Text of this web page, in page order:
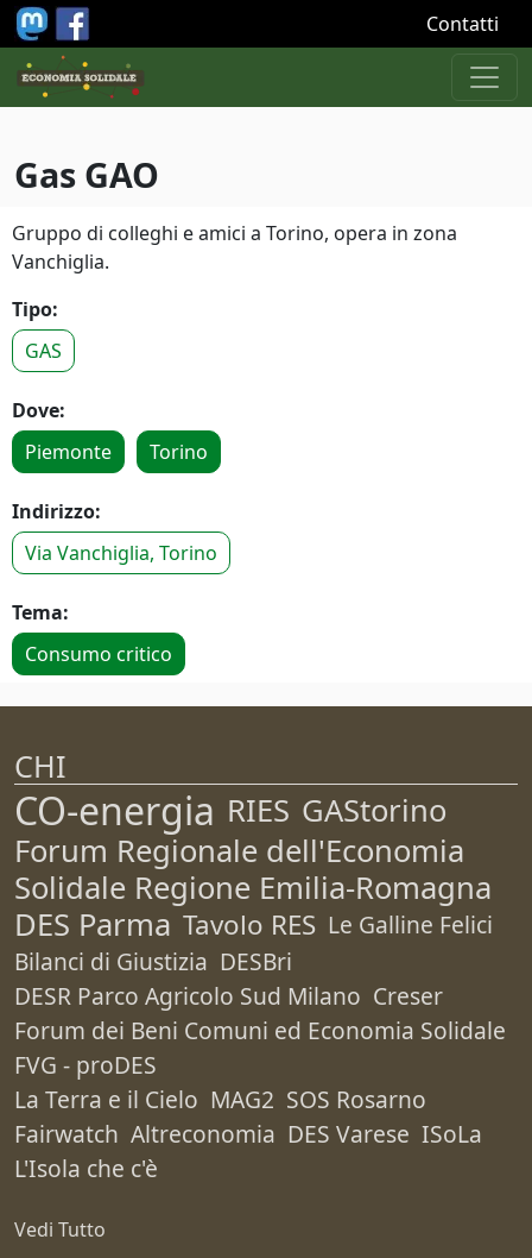
Salta al contenuto principale Contatti
Gas GAO
Gruppo di colleghi e amici a Torino, opera in zona
Vanchiglia.
Tipo:
GAS
Dove:
Piemonte
Torino
Indirizzo:
Via Vanchiglia, Torino
Tema:
Consumo critico
CHI
CO-energia RIES GAStorino
Forum Regionale dell'Economia
Solidale Regione Emilia-Romagna
DES Parma Tavolo RES Le Galline Felici
Bilanci di Giustizia DESBri
DESR Parco Agricolo Sud Milano Creser
Forum dei Beni Comuni ed Economia Solidale
FVG - proDES
La Terra e il Cielo MAG2 SOS Rosarno
Fairwatch Altreconomia DES Varese ISoLa
L'Isola che c'è
Vedi Tutto